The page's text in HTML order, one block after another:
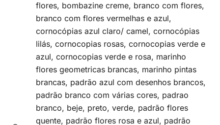
flores, bombazine creme, branco com flores,
branco com flores vermelhas e azul,
cornocópias azul claro/ camel, cornocópias
lilás, cornocopias rosas, cornocopias verde e
azul, cornocopias verde e rosa, marinho
flores geometricas brancas, marinho pintas
brancas, padrão azul com desenhos brancos,
padrão branco com várias cores, padrao
branco, beje, preto, verde, padrão flores
quente, padrão flores rosa e azul, padrão